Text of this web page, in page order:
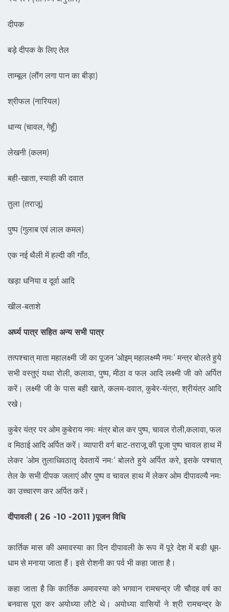
दीपक
बड़े दीपक के लिए तेल
ताम्बूल (लौंग लगा पान का बीड़ा)
श्रीफल (नारियल)
धान्य (चावल, गेहूँ)
लेखनी (कलम)
बही-खाता, स्याही की दवात
तुला (तराजू)
पुष्प (गुलाब एवं लाल कमल)
एक नई थैली में हल्दी की गाँठ,
खड़ा धनिया व दूर्वा आदि
खील-बताशे
अर्घ्य पात्र सहित अन्य सभी पात्र
तत्पश्चात् माता महालक्ष्मी जी का पूजन ’ओइम् महालक्ष्म्मै नमः‘ मन्त्र बोलते हुये
सभी वस्तुएं यथा रोली, कलावा, पुष्प, मीठा व फल आदि लक्ष्मी जी को अर्पित
करें। लक्ष्मी जी के पास बही खाते, कलम-दवात, कुबेर-यंत्रा, श्रीयंत्र आदि
रखे।
कुबेर यंत्र पर ओम कुबेराय नमः मंत्र बोल कर पुष्प, चावल रोली,कलावा, फल
व मिठाई आदि अर्पित करें। व्यापारी वर्ग बाट-तराजू की पूजा पुष्प चावल हाथ में
लेकर ’ओम तुलाधिवठातृ देवतायें नमः‘ बोलते हुये अर्पित करे, इसके पश्चात्
तेल के सभी दीपक जलाएं और पुष्प व चावल हाथ में लेकर ओम दीपावल्यै नमः
का उच्चारण कर अर्पित करें।
दीपावली ( 26 -10 -2011 )पूजन विधि
कार्तिक मास की अमावस्या का दिन दीपावली के रूप में पूरे देश में बडी धूम-
धाम से मनाया जाता हैं। इसे रोशनी का पर्व भी कहा जाता है।
कहा जाता है कि कार्तिक अमावस्या को भगवान रामचन्द्र जी चौदह वर्ष का
बनवास पूरा कर अयोध्या लौटे थे। अयोध्या वासियों ने श्री रामचन्द्र के